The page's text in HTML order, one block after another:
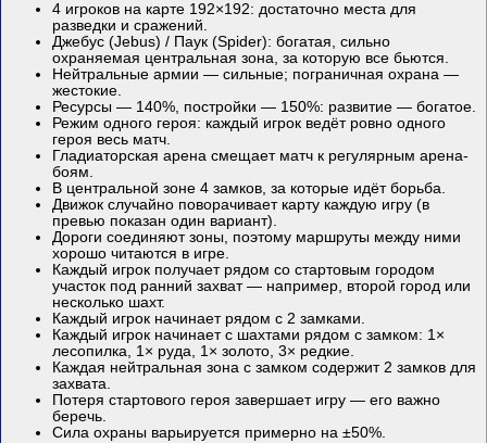
4 игроков на карте 192×192: достаточно места для
разведки и сражений.
Джебус (Jebus) / Паук (Spider): богатая, сильно
охраняемая центральная зона, за которую все бьются.
Нейтральные армии — сильные; пограничная охрана —
жестокие.
Ресурсы — 140%, постройки — 150%: развитие — богатое.
Режим одного героя: каждый игрок ведёт ровно одного
героя весь матч.
Гладиаторская арена смещает матч к регулярным арена-
боям.
В центральной зоне 4 замков, за которые идёт борьба.
Движок случайно поворачивает карту каждую игру (в
превью показан один вариант).
Дороги соединяют зоны, поэтому маршруты между ними
хорошо читаются в игре.
Каждый игрок получает рядом со стартовым городом
участок под ранний захват — например, второй город или
несколько шахт.
Каждый игрок начинает рядом с 2 замками.
Каждый игрок начинает с шахтами рядом с замком: 1×
лесопилка, 1× руда, 1× золото, 3× редкие.
Каждая нейтральная зона с замком содержит 2 замков для
захвата.
Потеря стартового героя завершает игру — его важно
беречь.
Сила охраны варьируется примерно на ±50%.